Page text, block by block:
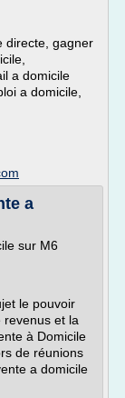
directe, gagner
a domicile
a domicile,
a
sur M6
le pouvoir
et la
à Domicile
de réunions
a domicile